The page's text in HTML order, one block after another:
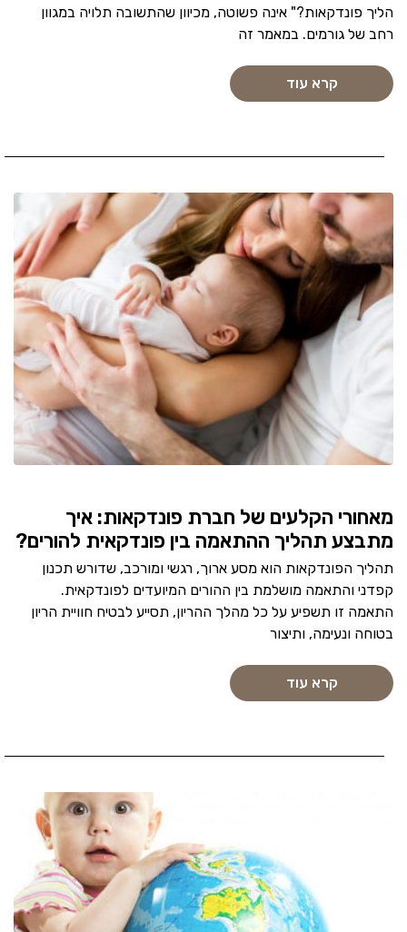
הליך פונדקאות?" אינה פשוטה, מכיוון שהתשובה תלויה במגוון
רחב של גורמים. במאמר זה
קרא עוד
מאחורי הקלעים של חברת פונדקאות: איך
מתבצע תהליך ההתאמה בין פונדקאית להורים?
תהליך הפונדקאות הוא מסע ארוך, רגשי ומורכב, שדורש תכנון
קפדני והתאמה מושלמת בין ההורים המיועדים לפונדקאית.
התאמה זו תשפיע על כל מהלך ההריון, תסייע לבטיח חוויית הריון
בטוחה ונעימה, ותיצור
קרא עוד